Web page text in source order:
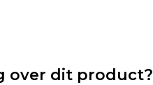
over dit product?